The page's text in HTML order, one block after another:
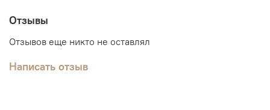
Отзывы
Отзывов еще никто не оставлял
Написать отзыв